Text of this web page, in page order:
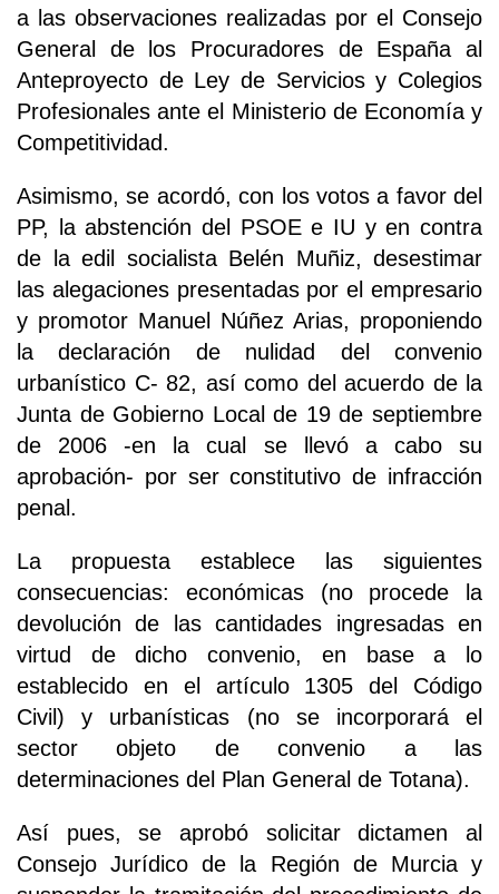
a las observaciones realizadas por el Consejo
General de los Procuradores de España al
Anteproyecto de Ley de Servicios y Colegios
Profesionales ante el Ministerio de Economía y
Competitividad.
Asimismo, se acordó, con los votos a favor del
PP, la abstención del PSOE e IU y en contra
de la edil socialista Belén Muñiz, desestimar
las alegaciones presentadas por el empresario
y promotor Manuel Núñez Arias, proponiendo
la declaración de nulidad del convenio
urbanístico C- 82, así como del acuerdo de la
Junta de Gobierno Local de 19 de septiembre
de 2006 -en la cual se llevó a cabo su
aprobación- por ser constitutivo de infracción
penal.
La propuesta establece las siguientes
consecuencias: económicas (no procede la
devolución de las cantidades ingresadas en
virtud de dicho convenio, en base a lo
establecido en el artículo 1305 del Código
Civil) y urbanísticas (no se incorporará el
sector objeto de convenio a las
determinaciones del Plan General de Totana).
Así pues, se aprobó solicitar dictamen al
Consejo Jurídico de la Región de Murcia y